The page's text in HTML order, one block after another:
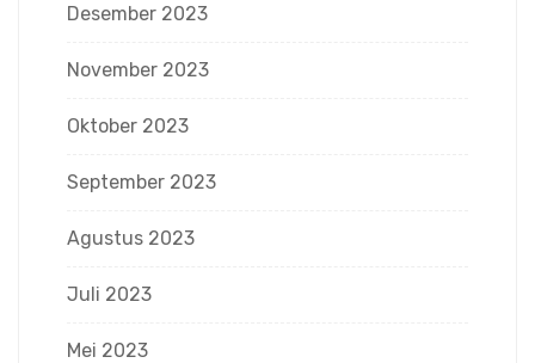
Desember 2023
November 2023
Oktober 2023
September 2023
Agustus 2023
Juli 2023
Mei 2023